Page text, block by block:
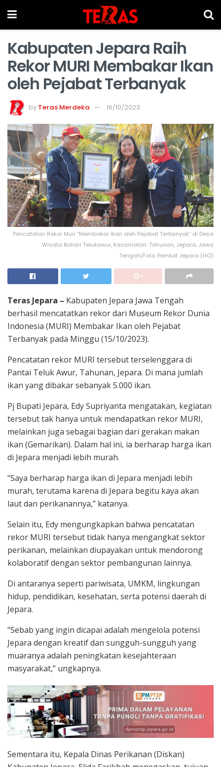
Kabupaten Jepara Raih
Rekor MURI Membakar Ikan
oleh Pejabat Terbanyak
by Teras Merdeka 16/10/2023
Pencatatan Rekor Muri “Membakar Ikan oleh Pejabat Terbanyak” di Desa
Wisata Bahari Telukawur, Kecamatan. Tahunan, Jepara, Jawa
Tengah/Foto: Pemkot Jepara (HO)
Teras Jepara – Kabupaten Jepara Jawa Tengah
berhasil mencatatkan rekor dari Museum Rekor Dunia
Indonesia (MURI) Membakar Ikan oleh Pejabat
Terbanyak pada Minggu (15/10/2023).
Pencatatan rekor MURI tersebut terselenggara di
Pantai Teluk Awur, Tahunan, Jepara. Di mana jumlah
ikan yang dibakar sebanyak 5.000 ikan.
Pj Bupati Jepara, Edy Supriyanta mengatakan, kegiatan
tersebut tak hanya untuk mendapatkan rekor MURI,
melainkan juga sebagai bagian dari gerakan makan
ikan (Gemarikan). Dalam hal ini, ia berharap harga ikan
di Jepara menjadi lebih murah.
“Saya berharap harga ikan di Jepara menjadi lebih
murah, terutama karena di Jepara begitu kaya akan
laut dan perikanannya,” katanya.
Selain itu, Edy mengungkapkan bahwa pencatatan
rekor MURI tersebut tidak hanya mengangkat sektor
perikanan, melainkan diupayakan untuk mendorong
kolaboratif dengan sektor pembangunan lainnya.
Di antaranya seperti pariwisata, UMKM, lingkungan
hidup, pendidikan, kesehatan, serta potensi daerah di
Jepara.
“Sebab yang ingin dicapai adalah mengelola potensi
Jepara dengan kreatif dan sungguh-sungguh yang
muaranya adalah peningkatan kesejahteraan
masyarakat,” ungkapnya.
Sementara itu, Kepala Dinas Perikanan (Diskan)